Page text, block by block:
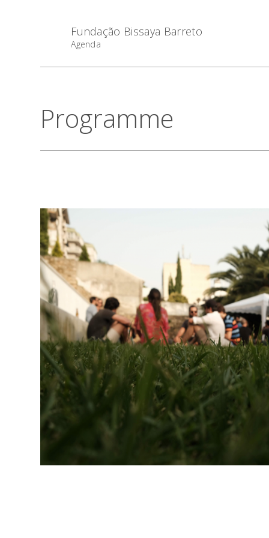
Fundação Bissaya Barreto
Agenda
Programme